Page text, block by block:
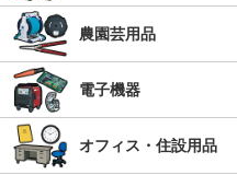
農園芸用品
電子機器
オフィス・住設用品